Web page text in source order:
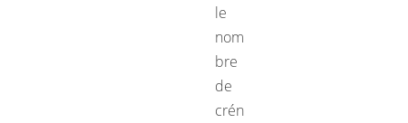
le
nom
bre
de
crén